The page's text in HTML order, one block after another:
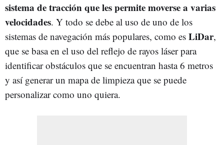
sistema de tracción que les permite moverse a varias
velocidades. Y todo se debe al uso de uno de los
sistemas de navegación más populares, como es LiDar,
que se basa en el uso del reflejo de rayos láser para
identificar obstáculos que se encuentran hasta 6 metros
y así generar un mapa de limpieza que se puede
personalizar como uno quiera.